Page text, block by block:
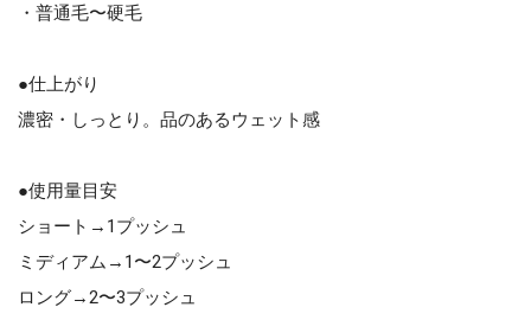
・普通毛〜硬毛
●仕上がり
濃密・しっとり。品のあるウェット感
●使用量目安
ショート→1プッシュ
ミディアム→1〜2プッシュ
ロング→2〜3プッシュ